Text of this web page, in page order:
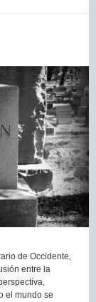
de Occidente,
entre la
el mundo se